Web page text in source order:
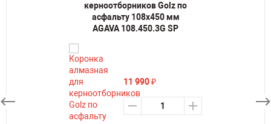
керноотборников Golz по
асфальту 108х450 мм
AGAVA 108.450.3G SP
11 990₽